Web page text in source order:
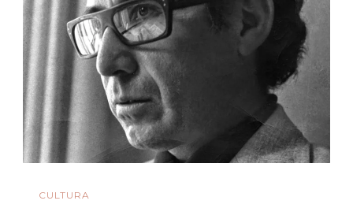
Alguna
Andan
Del
Contacto
CULTURA